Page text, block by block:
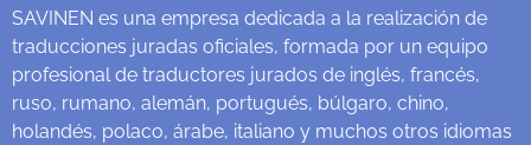
SAVINEN es una empresa dedicada a la realización de
traducciones juradas oficiales, formada por un equipo
profesional de traductores jurados de inglés, francés,
ruso, rumano, alemán, portugués, búlgaro, chino,
holandés, polaco, árabe, italiano y muchos otros idiomas